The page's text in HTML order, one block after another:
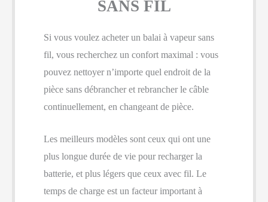
SANS FIL
Si vous voulez acheter un balai à vapeur sans
fil, vous recherchez un confort maximal : vous
pouvez nettoyer n’importe quel endroit de la
pièce sans débrancher et rebrancher le câble
continuellement, en changeant de pièce.
Les meilleurs modèles sont ceux qui ont une
plus longue durée de vie pour recharger la
batterie, et plus légers que ceux avec fil. Le
temps de charge est un facteur important à